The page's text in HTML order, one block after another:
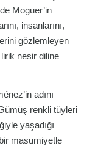
Moguer’in
insanlarını,
gözlemleyen
nesir diline
adını
renkli tüyleri
yaşadığı
masumiyetle